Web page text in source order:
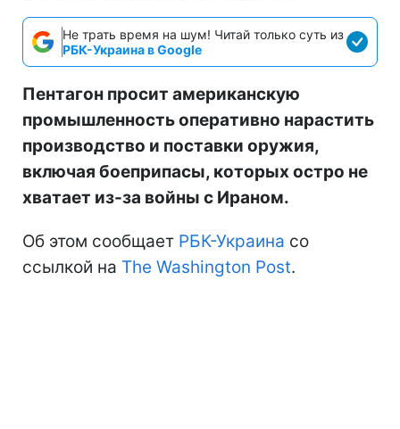
Не трать время на шум! Читай только суть из
РБК-Украина в Google
Пентагон просит американскую
промышленность оперативно нарастить
производство и поставки оружия,
включая боеприпасы, которых остро не
хватает из-за войны с Ираном.
Об этом сообщает РБК-Украина со
ссылкой на The Washington Post.